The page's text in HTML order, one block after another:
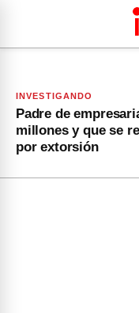
INVESTIGANDO
Padre de
millones y que se
por extorsión